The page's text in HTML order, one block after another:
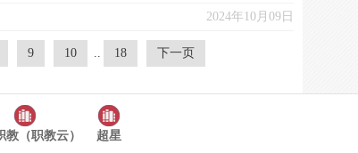
2024年10月09日
9 10 .. 18 下一页
教（职教云） 超星